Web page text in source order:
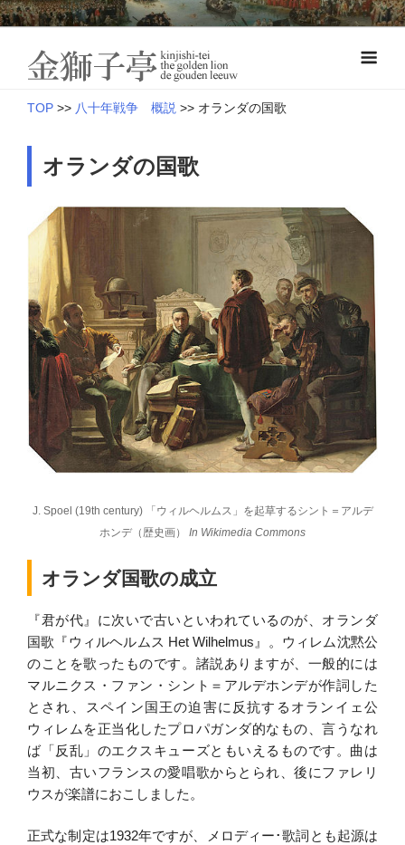
Skip
to
content
オランダ近世史―八十年戦争とナッサウ伯の軍制改革
金獅子亭 本
TOP >> 八十年戦争 概説 >> オランダの国歌
オランダの国歌
J. Spoel (19th century) 「ウィルヘルムス」を起草するシント＝アルデ
ホンデ（歴史画） In Wikimedia Commons
オランダ国歌の成立
『君が代』に次いで古いといわれているのが、オランダ
国歌『ウィルヘルムス Het Wilhelmus』。ウィレム沈黙公
のことを歌ったものです。諸説ありますが、一般的には
マルニクス・ファン・シント＝アルデホンデが作詞した
とされ、スペイン国王の迫害に反抗するオランイェ公
ウィレムを正当化したプロパガンダ的なもの、言うなれ
ば「反乱」のエクスキューズともいえるものです。曲は
当初、古いフランスの愛唱歌からとられ、後にファレリ
ウスが楽譜におこしました。
正式な制定は1932年ですが、メロディー･歌詞とも起源は